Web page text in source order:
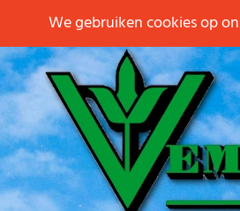
We gebruiken cookies op